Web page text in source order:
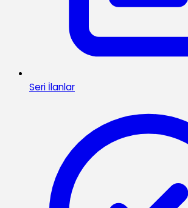
Seri İlanlar